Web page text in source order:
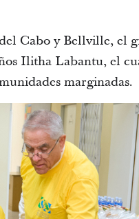
Cabo y Bellville, el
Ilitha Labantu, el
marginadas.